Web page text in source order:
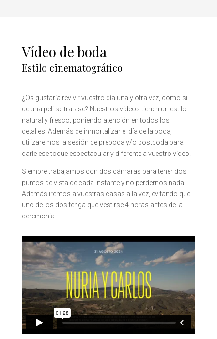
Vídeo de boda
Estilo cinematográfico
¿Os gustaría revivir vuestro día una y otra vez, como si
de una peli se tratase? Nuestros vídeos tienen un estilo
natural y fresco, poniendo atención en todos los
detalles. Además de inmortalizar el día de la boda,
utilizaremos la sesión de preboda y/o postboda para
darle ese toque espectacular y diferente a vuestro vídeo.
Siempre trabajamos con dos cámaras para tener dos
puntos de vista de cada instante y no perdernos nada.
Además iremos a vuestras casas a la vez, evitando que
uno de los dos tenga que vestirse 4 horas antes de la
ceremonia.